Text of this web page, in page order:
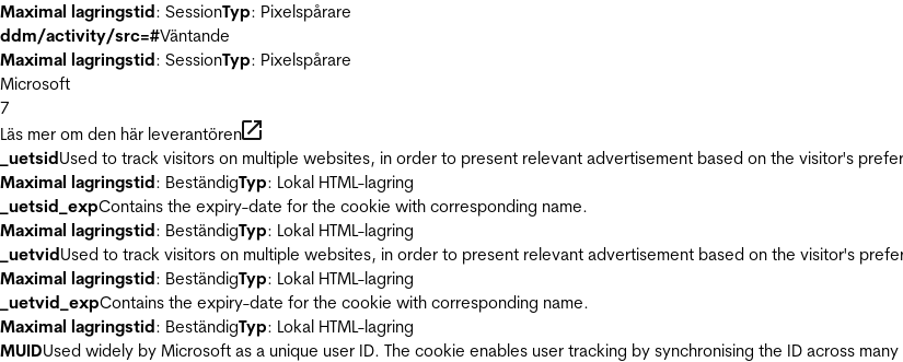
Maximal lagringstid: SessionTyp: Pixelspårare
ddm/activity/src=#Väntande
Maximal lagringstid: SessionTyp: Pixelspårare
Microsoft
7
Läs mer om den här leverantören
_uetsidUsed to track visitors on multiple websites, in order to present relevant advertisement based on the visitor's
Maximal lagringstid: BeständigTyp: Lokal HTML-lagring
_uetsid_expContains the expiry-date for the cookie with corresponding name.
Maximal lagringstid: BeständigTyp: Lokal HTML-lagring
_uetvidUsed to track visitors on multiple websites, in order to present relevant advertisement based on the visitor's
Maximal lagringstid: BeständigTyp: Lokal HTML-lagring
_uetvid_expContains the expiry-date for the cookie with corresponding name.
Maximal lagringstid: BeständigTyp: Lokal HTML-lagring
MUIDUsed widely by Microsoft as a unique user ID. The cookie enables user tracking by synchronising the ID across